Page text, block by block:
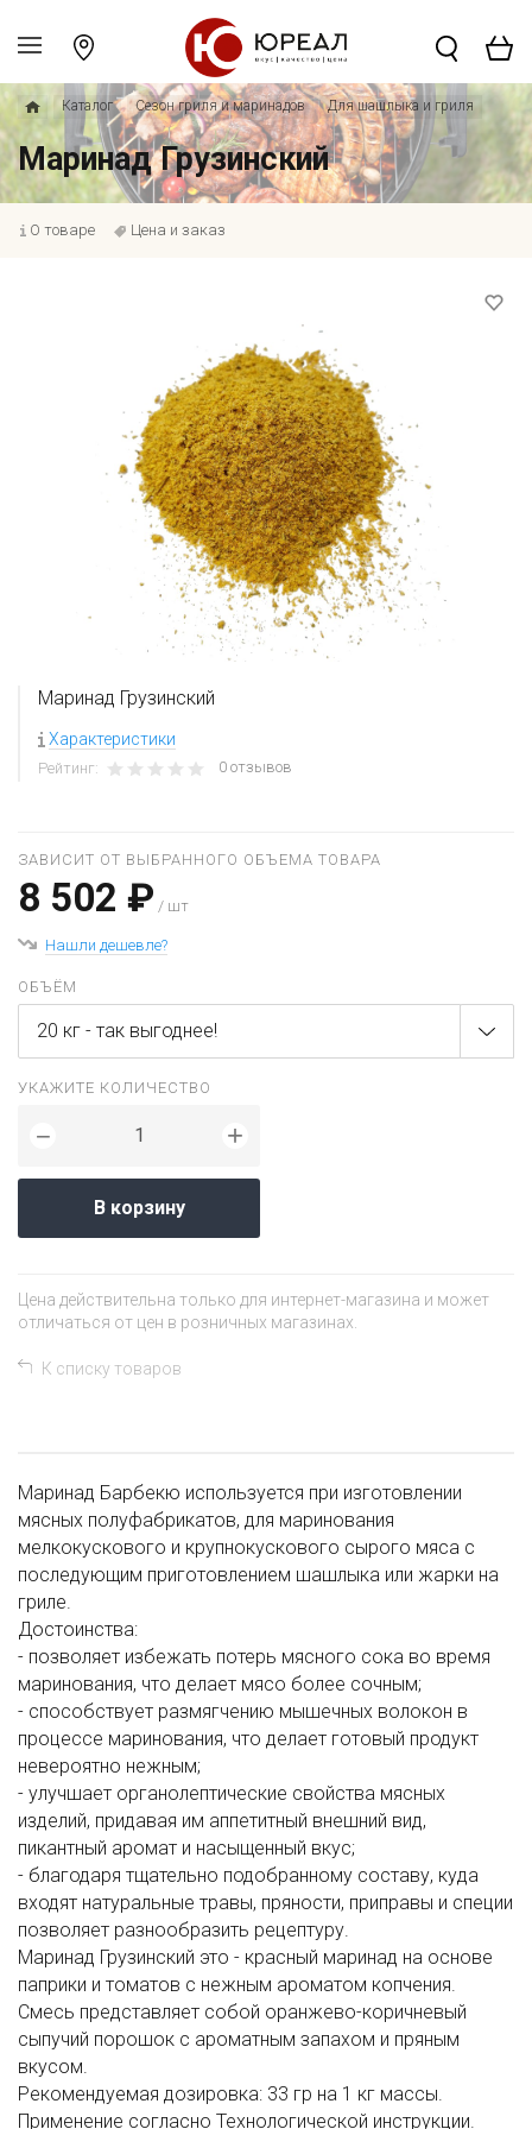
Каталог Сезон гриля и маринадов Для шашлыка и гриля
Маринад Грузинский
О товаре Цена и заказ
Маринад Грузинский
Характеристики
Рейтинг: 0 отзывов
ЗАВИСИТ ОТ ВЫБРАННОГО ОБЪЕМА ТОВАРА
8 502 ₽ / шт
Нашли дешевле?
ОБЪЁМ
20 кг - так выгоднее!
УКАЖИТЕ КОЛИЧЕСТВО
− +
В корзину
Цена действительна только для интернет-магазина и может
отличаться от цен в розничных магазинах.
К списку товаров
Маринад Барбекю используется при изготовлении
мясных полуфабрикатов, для маринования
мелкокускового и крупнокускового сырого мяса с
последующим приготовлением шашлыка или жарки на
гриле.
Достоинства:
- позволяет избежать потерь мясного сока во время
маринования, что делает мясо более сочным;
- способствует размягчению мышечных волокон в
процессе маринования, что делает готовый продукт
невероятно нежным;
- улучшает органолептические свойства мясных
изделий, придавая им аппетитный внешний вид,
пикантный аромат и насыщенный вкус;
- благодаря тщательно подобранному составу, куда
входят натуральные травы, пряности, приправы и специи
позволяет разнообразить рецептуру.
Маринад Грузинский это - красный маринад на основе
паприки и томатов с нежным ароматом копчения.
Смесь представляет собой оранжево-коричневый
сыпучий порошок с ароматным запахом и пряным
вкусом.
Рекомендуемая дозировка: 33 гр на 1 кг массы.
Применение согласно Технологической инструкции.